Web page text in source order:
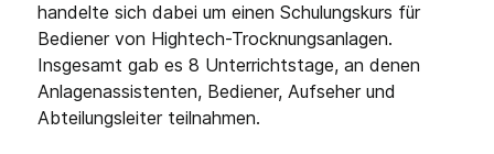
handelte sich dabei um einen Schulungskurs für
Bediener von Hightech-Trocknungsanlagen.
Insgesamt gab es 8 Unterrichtstage, an denen
Anlagenassistenten, Bediener, Aufseher und
Abteilungsleiter teilnahmen.